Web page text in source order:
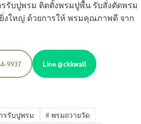
รับปูพรม ติดตั้งพรมปูพื้น รับสั่งตัดพรม
งใหญ่ ด้วยการให้ พรมคุณภาพดี จาก
9937 Line @ckkwall
รรับปูพรม # พรมถวายวัด